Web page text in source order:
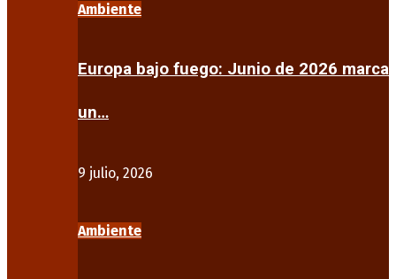
Ambiente
Europa bajo fuego: Junio de 2026 marca
un…
9 julio, 2026
Ambiente